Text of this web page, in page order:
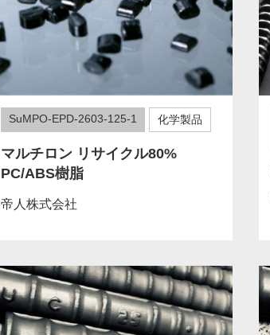
SuMPO-EPD-2603-125-1 化学製品
マルチロン リサイクル80%
PC/ABS樹脂
帝人株式会社